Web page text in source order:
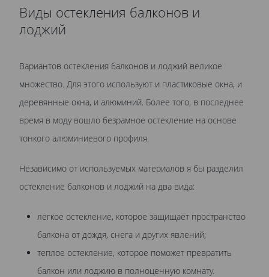
Виды остекления балконов и
лоджий
Вариантов остекления балконов и лоджий великое
множество. Для этого используют и пластиковые окна, и
деревянные окна, и алюминий. Более того, в последнее
время в моду вошло безрамное остекление на основе
тонкого алюминиевого профиля.
Независимо от используемых материалов я бы разделил
остекление балконов и лоджий на два вида:
легкое остекление, которое защищает пространство
балкона от дождя, снега и других явлений;
теплое остекление, которое поможет превратить
балкон или лоджию в полноценную комнату.